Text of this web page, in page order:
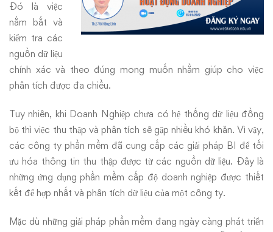
Đó là việc
nắm bắt và
kiểm tra các
nguồn dữ liệu
chính xác và theo đúng mong muốn nhằm giúp cho việc
phân tích được đa chiều.
Tuy nhiên, khi Doanh Nghiệp chưa có hệ thống dữ liệu đồng
bộ thì việc thu thập và phân tích sẽ gặp nhiều khó khăn. Vì vậy,
các công ty phần mềm đã cung cấp các giải pháp BI để tối
ưu hóa thông tin thu thập được từ các nguồn dữ liệu. Đây là
những ứng dụng phần mềm cấp độ doanh nghiệp được thiết
kết để hợp nhất và phân tích dữ liệu của một công ty.
Mặc dù những giải pháp phần mềm đang ngày càng phát triển